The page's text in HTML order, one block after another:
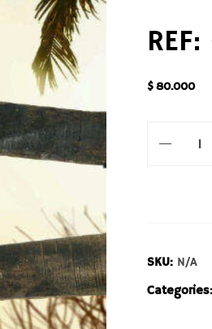
$80.000
SKU: N/A
Categories: